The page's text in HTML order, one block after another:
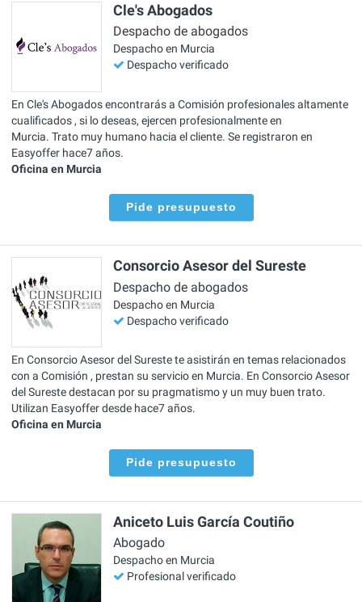
Cle's Abogados
Despacho de abogados
Despacho en Murcia
Despacho verificado
En Cle's Abogados encontrarás a Comisión profesionales altamente
cualificados , si lo deseas, ejercen profesionalmente en
Murcia. Trato muy humano hacia el cliente. Se registraron en
Easyoffer hace7 años.
Oficina en Murcia
Pide presupuesto
Consorcio Asesor del Sureste
Despacho de abogados
Despacho en Murcia
Despacho verificado
En Consorcio Asesor del Sureste te asistirán en temas relacionados
con a Comisión , prestan su servicio en Murcia. En Consorcio Asesor
del Sureste destacan por su pragmatismo y un muy buen trato.
Utilizan Easyoffer desde hace7 años.
Oficina en Murcia
Pide presupuesto
Aniceto Luis García Coutiño
Abogado
Despacho en Murcia
Profesional verificado